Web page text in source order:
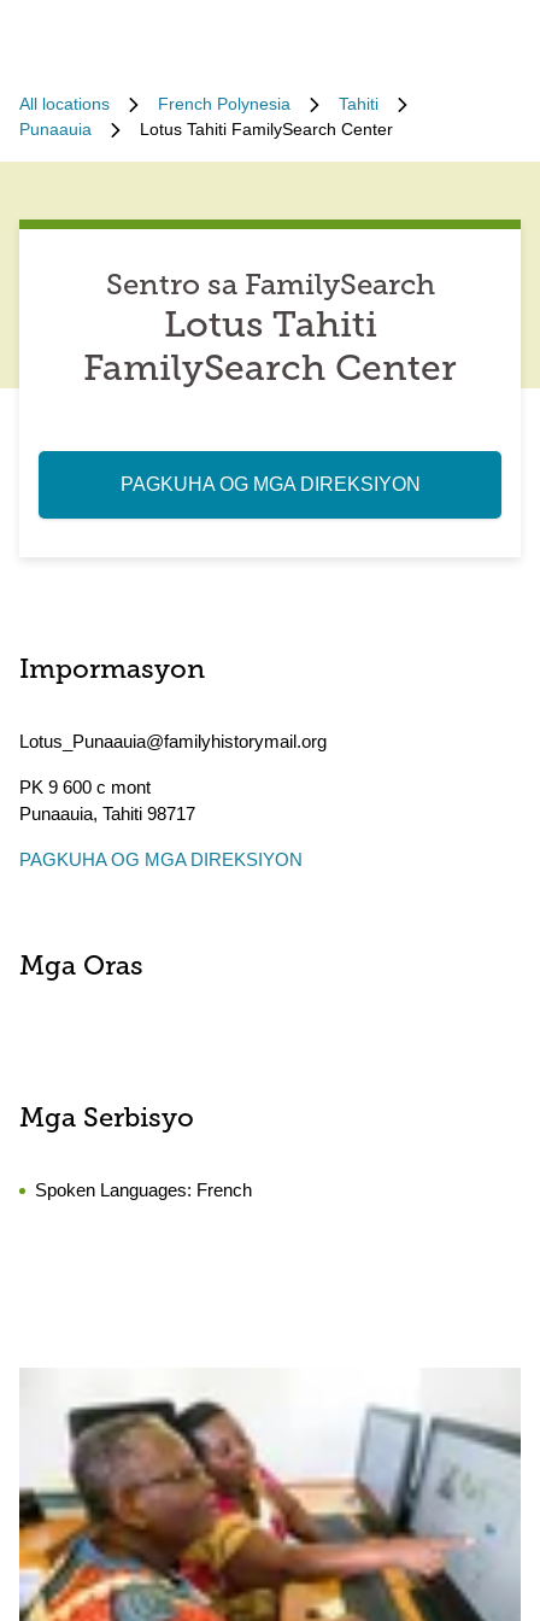
All locations French Polynesia
Tahiti
Punaauia
Lotus Tahiti FamilySearch Center
Sentro sa FamilySearch
Lotus Tahiti
FamilySearch Center
PAGKUHA OG MGA DIREKSIYON
Impormasyon
Lotus_Punaauia@familyhistorymail.org
PK 9 600 c mont
Punaauia, Tahiti 98717
PAGKUHA OG MGA DIREKSIYON
Mga Oras
Mga Serbisyo
Spoken Languages: French